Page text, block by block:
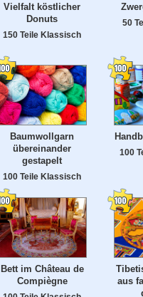
Vielfalt köstlicher
Donuts
150 Teile Klassisch
50
Baumwollgarn
übereinander
gestapelt
100 Teile Klassisch
100
Bett im Château de
Compiègne
aus